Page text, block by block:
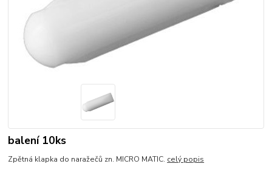
balení 10ks
Zpětná klapka do naražečů zn. MICRO MATIC. celý popis